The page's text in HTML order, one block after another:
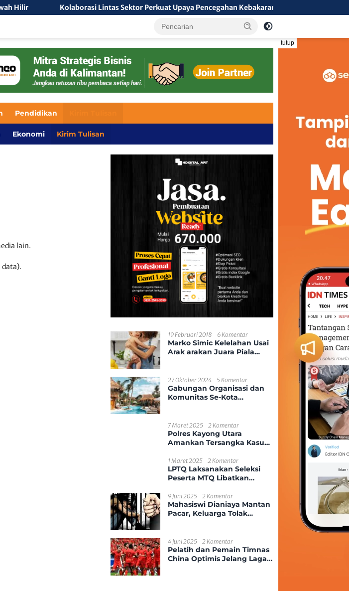
Lintas Sektor Perkuat Upaya Pencegahan Kebakaran Hutan dan Lahan di Kapuas Hulu
tutup
Pendidikan
Ekonomi Kirim Tulisan
lain.
19 Februari 2018 6 Komentar
Marko Simic Kelelahan Usai
Arak arakan Juara Piala
27 Oktober 2024 5 Komentar
Gabungan Organisasi dan
Komunitas Se-Kota
7 Maret 2025 2 Komentar
Polres Kayong Utara
Amankan Tersangka Kasus
1 Maret 2025 2 Komentar
LPTQ Laksanakan Seleksi
Peserta MTQ Libatkan
Kecamatan Sungai
Ambawang
9 Juni 2025 2 Komentar
Mahasiswi Dianiaya Mantan
Pacar, Keluarga Tolak
4 Juni 2025 2 Komentar
Pelatih dan Pemain Timnas
China Optimis Jelang Laga